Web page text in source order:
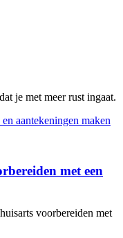
je met meer rust ingaat.
met een
voorbereiden met